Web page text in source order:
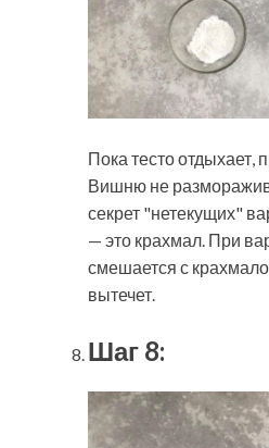
Пока тесто отдыхает,
Вишню не
секрет "нетекущих"
— это крахмал. При
смешается с
вытечет.
Шаг 8: